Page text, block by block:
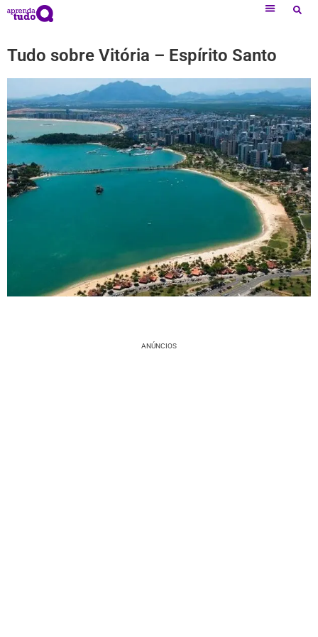
Tudo sobre Vitória – Espírito Santo
ANÚNCIOS